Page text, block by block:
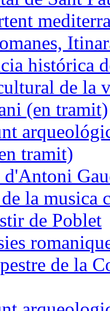
histórica
de la
(en tramit)
tramit)
d'Antoni
la musica
de Poblet
de la